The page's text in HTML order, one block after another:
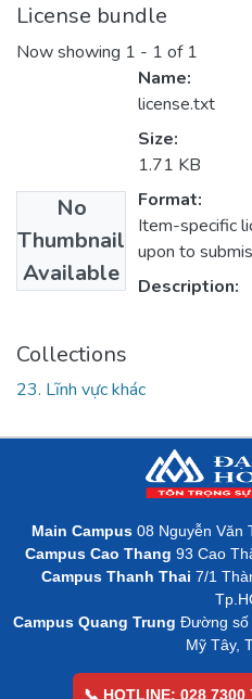
License bundle
Now showing 1 - 1 of 1
No
Thumbnail
Available
Name:
license.txt
Size:
1.71 KB
Format:
Item-specific
upon to
Description:
Collections
23. Lĩnh vực khác
Main Campus 08 Nguyễn Văn
Campus Cao Thang 93 Cao
Campus Thanh Thai 7/1
Campus Quang Trung Đường số
Mỹ Tây,
📞 HOTLINE: 028